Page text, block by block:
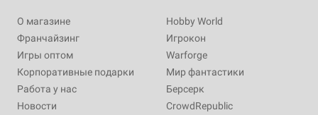
О магазине
Франчайзинг
Игры оптом
Корпоративные подарки
Работа у нас
Новости
Hobby World
Игрокон
Warforge
Мир фантастики
Берсерк
CrowdRepublic